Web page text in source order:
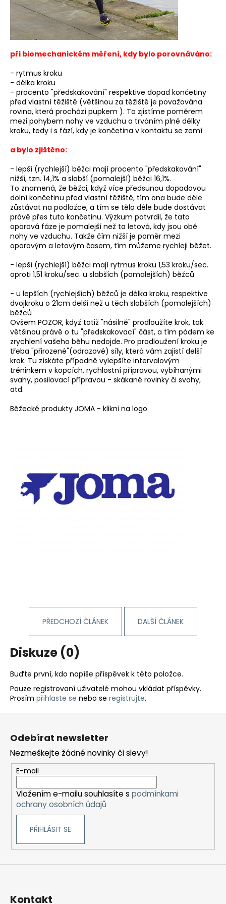
při biomechanickém měření, kdy bylo porovnáváno:
- rytmus kroku
- délka kroku
- procento "předskakování" respektive dopad končetiny
před vlastní těžiště (většinou za těžiště je považována
rovina, která prochází pupkem ). To zjistíme poměrem
mezi pohybem nohy ve vzduchu a trváním plné délky
kroku, tedy i s fází, kdy je končetina v kontaktu se zemí
a bylo zjištěno:
- lepší (rychlejší) běžci mají procento "předskakování"
nižší, tzn. 14,1% a slabší (pomalejší) běžci 16,1%.
To znamená, že běžci, když více předsunou dopadovou
dolní končetinu před vlastní těžiště, tím ona bude déle
zůstávat na podložce, a tím se tělo déle bude dostávat
právě přes tuto končetinu. Výzkum potvrdil, že tato
oporová fáze je pomalejší než ta letová, kdy jsou obě
nohy ve vzduchu. Takže čím nižší je poměr mezi
oporovým a letovým časem, tím můžeme rychleji běžet.
- lepší (rychlejší) běžci mají rytmus kroku 1,53 kroku/sec.
oproti 1,51 kroku/sec. u slabších (pomalejších) běžců
- u lepších (rychlejších) běžců je délka kroku, respektive
dvojkroku o 21cm delší než u těch slabších (pomalejších)
běžců
Ovšem POZOR, když totiž "násilně" prodloužíte krok, tak
většinou právě o tu "předskakovací" část, a tím pádem ke
zrychlení vašeho běhu nedojde. Pro prodloužení kroku je
třeba "přirozené"(odrazové) síly, která vám zajistí delší
krok. Tu získáte případně vylepšíte intervalovým
tréninkem v kopcích, rychlostní přípravou, vybíhanými
svahy, posilovací přípravou - skákané rovinky či svahy,
atd.
Běžecké produkty JOMA - klikni na logo
PŘEDCHOZÍ ČLÁNEK DALŠÍ ČLÁNEK
Diskuze (0)
Buďte první, kdo napíše příspěvek k této položce.
Pouze registrovaní uživatelé mohou vkládat příspěvky.
Prosím přihlaste se nebo se registrujte.
a
j
í
t
HLEDAT
o
p
o
r
u
č
u
j
e
m
e
BĚŽECKÁ
BUNDA
RONHILL
STRIDE
WINDSPEED
JACKET
1
399
Kč
Původně:
1
800
Z
Odebírat newsletter
Nezmeškejte žádné novinky či slevy!
E-mail
Vložením e-mailu souhlasíte s podmínkami
ochrany osobních údajů
PŘIHLÁSIT SE
Kontakt